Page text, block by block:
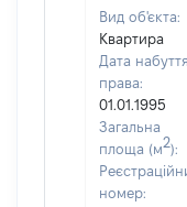
Вид об'єкта:
Квартира
Дата набуття
права:
01.01.1995
Загальна
площа (м2):
номер: